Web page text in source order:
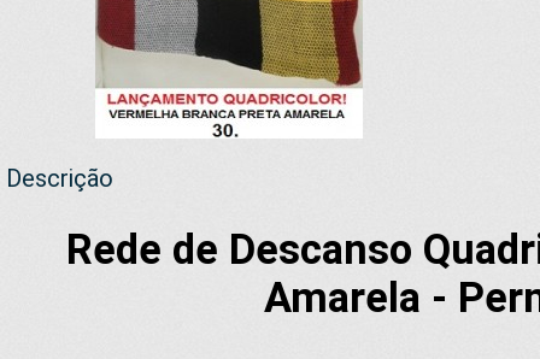
Descrição
Rede de Descanso
Amarela -